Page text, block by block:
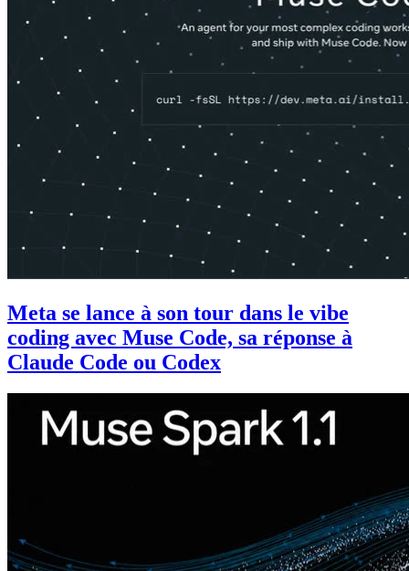
Meta se lance à son tour dans le vibe
coding avec Muse Code, sa réponse à
Claude Code ou Codex